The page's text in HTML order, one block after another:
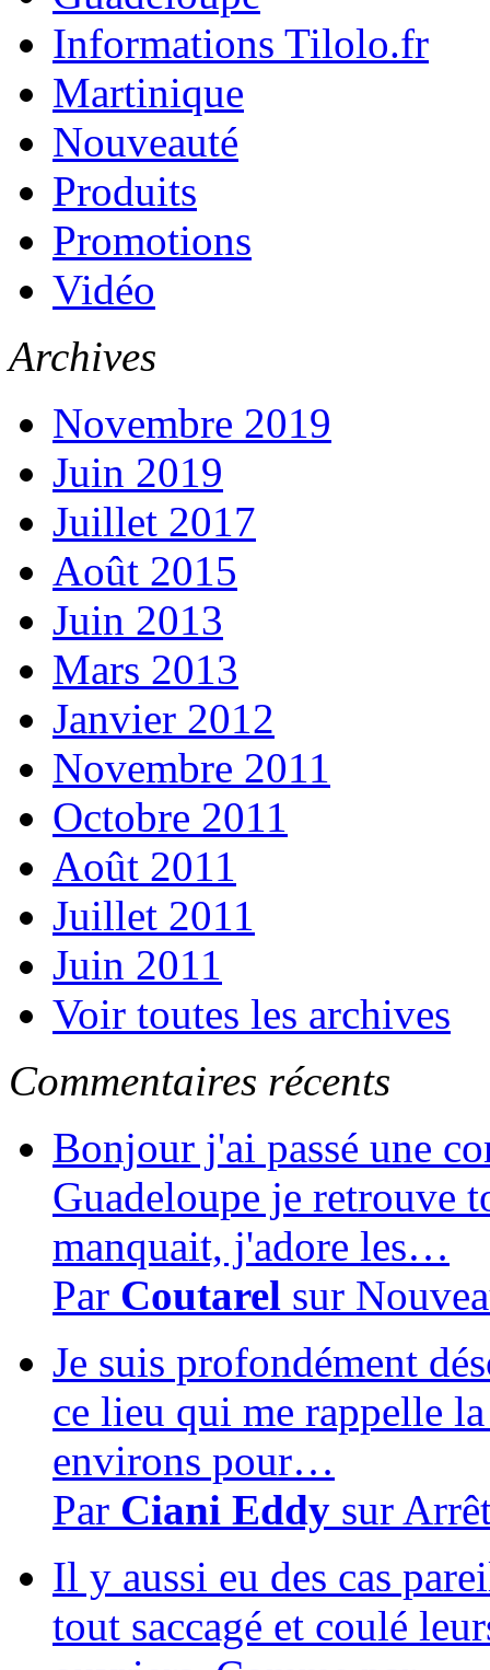
Informations Tilolo.fr
Martinique
Nouveauté
Produits
Promotions
Vidéo
Archives
Novembre 2019
Juin 2019
Juillet 2017
Août 2015
Juin 2013
Mars 2013
Janvier 2012
Novembre 2011
Octobre 2011
Août 2011
Juillet 2011
Juin 2011
Voir toutes les archives
Commentaires récents
Bonjour j'ai passé une
Guadeloupe je retrouve
manquait, j'adore les…
Par Coutarel sur
Je suis profondément
ce lieu qui me rappelle
environs pour…
Par Ciani Eddy sur
Il y aussi eu des cas
tout saccagé et coulé